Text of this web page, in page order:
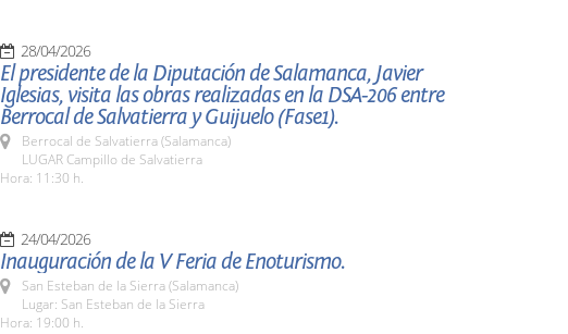
28/04/2026
El presidente de la Diputación de Salamanca, Javier
Iglesias, visita las obras realizadas en la DSA-206 entre
Berrocal de Salvatierra y Guijuelo (Fase1).
Berrocal de Salvatierra (Salamanca)
LUGAR Campillo de Salvatierra
Hora: 11:30 h.
24/04/2026
Inauguración de la V Feria de Enoturismo.
San Esteban de la Sierra (Salamanca)
Lugar: San Esteban de la Sierra
Hora: 19:00 h.